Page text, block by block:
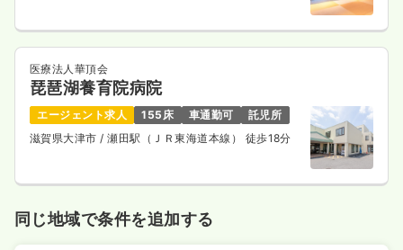
4週8休以上
ブランク可 月給30万円以上可
気になる
夜勤のみ（常勤） 一時募集休止
4週8休以上
ブランク可
医療法人華頂会
琵琶湖養育院病院
エージェント求人 155床 車通勤可
託児所
滋賀県大津市/ 瀬田駅（ＪＲ東海道本線） 徒歩18分
同じ地域で条件を追加する